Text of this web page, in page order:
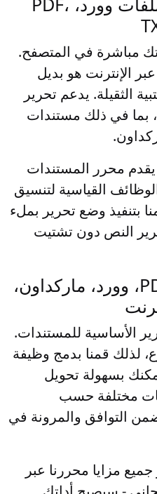
مباشرة في المتصفح.
الإنترنت هو بديل
الثقيلة. يدعم تحرير
بما في ذلك مستندات
محرر المستندات
القياسية لتنسيق
بتنفيذ وضع تحرير بملء
النص دون تشتيت
فتح وتحرير ملفات PDF، وورد، ماركداون،
الأساسية للمستندات.
لذلك قمنا بدمج وظيفة
بسهولة تحويل
مختلفة حسب
التوافق والمرونة في
مزايا محررنا عبر